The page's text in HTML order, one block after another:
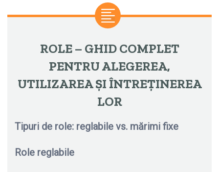
ROLE – GHID COMPLET
PENTRU ALEGEREA,
UTILIZAREA ȘI ÎNTREȚINEREA
LOR
Tipuri de role: reglabile vs. mărimi fixe
Role reglabile